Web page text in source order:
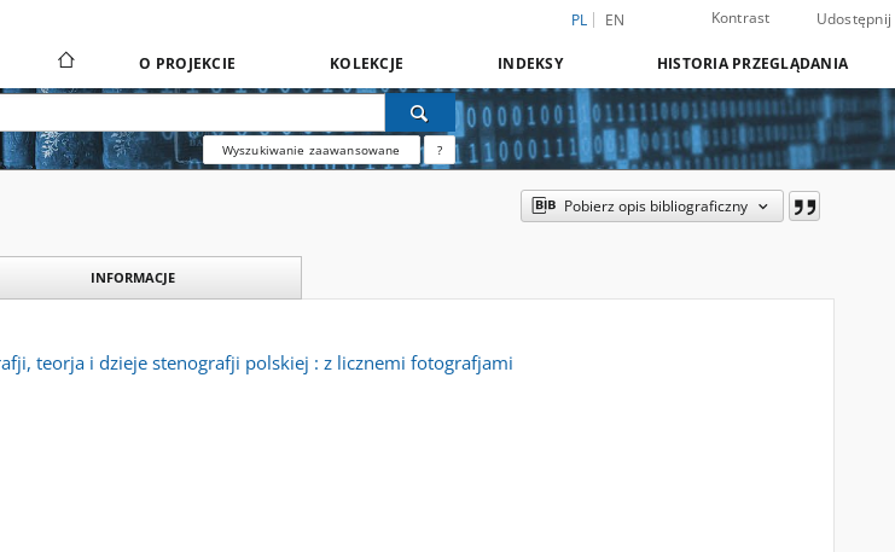
PL EN Kontrast Udostępnij
O PROJEKCIE KOLEKCJE INDEKSY HISTORIA PRZEGLĄDANIA
Wyszukiwanie zaawansowane ?
Pobierz opis bibliograficzny
INFORMACJE
teorja i dzieje stenografji polskiej : z licznemi fotografjami